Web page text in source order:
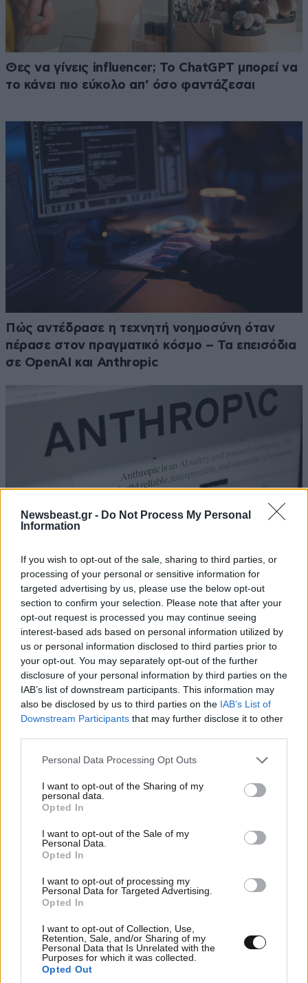
Newsbeast.gr - Do Not Process My Personal
Information
If you wish to opt-out of the sale, sharing to third parties, or
processing of your personal or sensitive information for
targeted advertising by us, please use the below opt-out
section to confirm your selection. Please note that after your
opt-out request is processed you may continue seeing
interest-based ads based on personal information utilized by
us or personal information disclosed to third parties prior to
your opt-out. You may separately opt-out of the further
disclosure of your personal information by third parties on the
IAB’s list of downstream participants. This information may
also be disclosed by us to third parties on the IAB’s List of
Downstream Participants that may further disclose it to other
Please note that this website/app uses one or more Google
not limited to your visit or usage behaviour. You may click to
grant or deny consent to Google and its third-party tags to
use your data for below specified purposes in below Google
consent section.
Personal Data Processing Opt Outs
I want to opt-out of the Sharing of my
personal data.
Opted In
I want to opt-out of the Sale of my
Personal Data.
Opted In
I want to opt-out of processing my
Personal Data for Targeted Advertising.
Opted In
I want to opt-out of Collection, Use,
Retention, Sale, and/or Sharing of my
Personal Data that Is Unrelated with the
Purposes for which it was collected.
Opted Out
Θες να γίνεις influencer; Το ChatGPT μπορεί να
το κάνει πιο εύκολο απ’ όσο φαντάζεσαι
Πώς αντέδρασε η τεχνητή νοημοσύνη όταν
πέρασε στον πραγματικό κόσμο – Τα επεισόδια
σε OpenAI και Anthropic
Ξέφυγε ο έλεγχος της τεχνητής νοημοσύνης;
Το Claude της Anthropic παραβίασε συστήματα
τριών οργανισμών κατά τη διάρκεια δοκιμής
Ακολουθήστε το NEWSBEAST στο Google News